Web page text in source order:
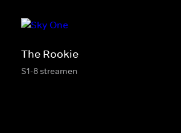
The Rookie
S1-8 streamen